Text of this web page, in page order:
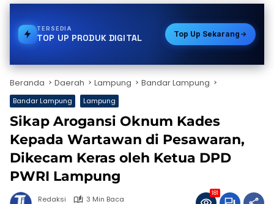
TERSEDIA
TOP UP PRODUK DIGITAL Top Up Sekarang
Beranda Daerah Lampung Bandar Lampung
Bandar Lampung Lampung
Sikap Arogansi Oknum Kades
Kepada Wartawan di Pesawaran,
Dikecam Keras oleh Ketua DPD
PWRI Lampung
Redaksi
3 Min Baca
181